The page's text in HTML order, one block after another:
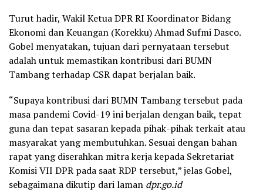
Turut hadir, Wakil Ketua DPR RI Koordinator Bidang
Ekonomi dan Keuangan (Korekku) Ahmad Sufmi Dasco.
Gobel menyatakan, tujuan dari pernyataan tersebut
adalah untuk memastikan kontribusi dari BUMN
Tambang terhadap CSR dapat berjalan baik.
“Supaya kontribusi dari BUMN Tambang tersebut pada
masa pandemi Covid-19 ini berjalan dengan baik, tepat
guna dan tepat sasaran kepada pihak-pihak terkait atau
masyarakat yang membutuhkan. Sesuai dengan bahan
rapat yang diserahkan mitra kerja kepada Sekretariat
Komisi VII DPR pada saat RDP tersebut,” jelas Gobel,
sebagaimana dikutip dari laman dpr.go.id